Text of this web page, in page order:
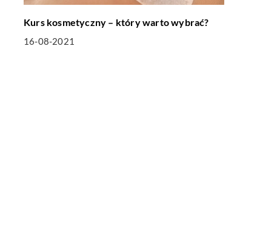
Kurs kosmetyczny – który warto wybrać?
16-08-2021